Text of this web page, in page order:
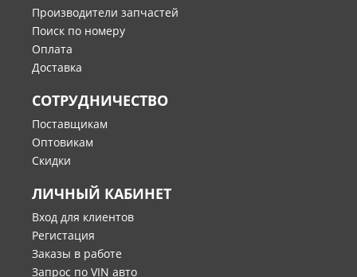
Производители запчастей
Поиск по номеру
Оплата
Доставка
СОТРУДНИЧЕСТВО
Поставщикам
Оптовикам
Скидки
ЛИЧНЫЙ КАБИНЕТ
Вход для клиентов
Регистация
Заказы в работе
Запрос по VIN авто